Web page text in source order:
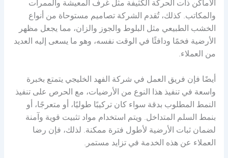
الأماكن ذات الحركة الكثيفة مثل غرف المعيشة والممرات
والمكاتب. كذلك، تُقدم الشركة تصاميم مستوحاة من أنواع
الخشب الطبيعي مثل البلوط والجوز والزان، مما يجعل مظهر
الأرضية فخمًا ودافئًا في الوقت نفسه، وهو ما يسعى إليه العديد
من العملاء.
أيضًا فإن فريق العمل في شركة الفهد الخليجي يتمتع بخبرة
واسعة في تنفيذ هذا النوع من الأرضيات، مع الحرص على تنفيذ
النمط المطلوب بدقة سواء كان تركيبًا طوليًا، أو متعرجًا، أو
بنمط السلم المتداخل. ويتم استخدام مواد تثبيت قوية وآمنة
لضمان ثبات الأرضية لأطول فترة ممكنة. لذلك، فإن رضا
العملاء عن هذه الخدمة في تزايد مستمر.